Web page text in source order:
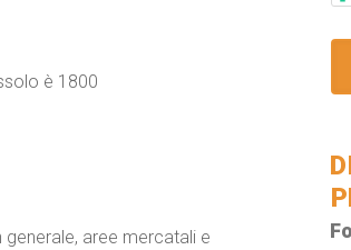
è 1800
generale, aree mercatali e